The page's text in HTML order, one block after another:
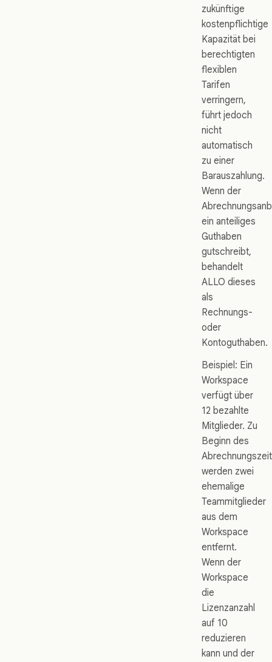
zukünftige
kostenpflichtige
Kapazität bei
berechtigten
flexiblen
Tarifen
verringern,
führt jedoch
nicht
automatisch
zu einer
Barauszahlung.
Wenn der
ein anteiliges
Guthaben
gutschreibt,
behandelt
ALLO dieses
als
Rechnungs-
oder
Kontoguthaben.
Beispiel: Ein
Workspace
verfügt über
12 bezahlte
Mitglieder. Zu
Beginn des
werden zwei
ehemalige
Teammitglieder
aus dem
Workspace
entfernt.
Wenn der
Workspace
die
Lizenzanzahl
auf 10
reduzieren
kann und der